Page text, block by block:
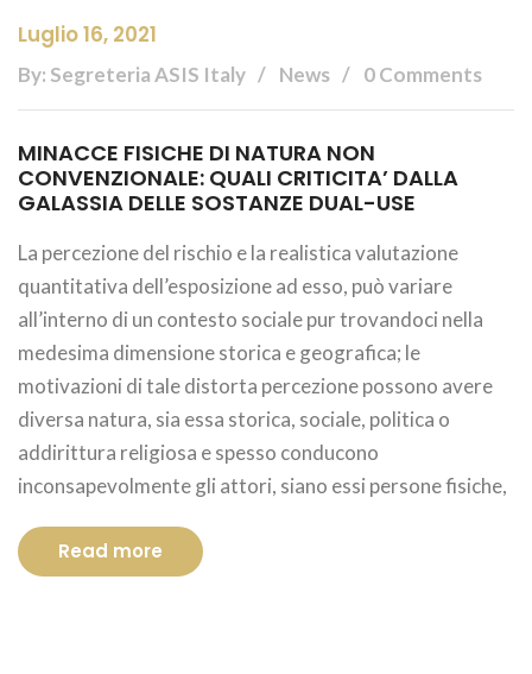
Luglio 16, 2021
By: Segreteria ASIS Italy News 0 Comments
MINACCE FISICHE DI NATURA NON
CONVENZIONALE: QUALI CRITICITA’ DALLA
GALASSIA DELLE SOSTANZE DUAL-USE
La percezione del rischio e la realistica valutazione
quantitativa dell’esposizione ad esso, può variare
all’interno di un contesto sociale pur trovandoci nella
medesima dimensione storica e geografica; le
motivazioni di tale distorta percezione possono avere
diversa natura, sia essa storica, sociale, politica o
addirittura religiosa e spesso conducono
inconsapevolmente gli attori, siano essi persone fisiche,
Read more